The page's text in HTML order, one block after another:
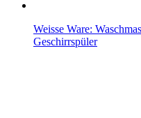
Weisse Ware:
Geschirrspüler